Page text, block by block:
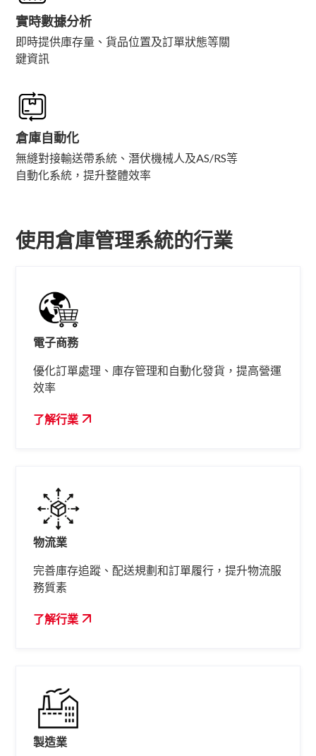
實時數據分析
即時提供庫存量、貨品位置及訂單狀態等關
鍵資訊
倉庫自動化
無縫對接輸送帶系統、潛伏機械人及AS/RS等
自動化系統，提升整體效率
使用倉庫管理系統的行業
電子商務
優化訂單處理、庫存管理和自動化發貨，提高營運
效率
了解行業
物流業
完善庫存追蹤、配送規劃和訂單履行，提升物流服
務質素
了解行業
製造業